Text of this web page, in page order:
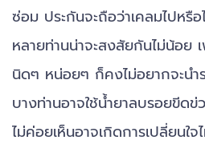
ซ่อม ประกันจะถือว่าเคลมไปหรื
หลายท่านน่าจะสงสัยกันไม่น้อย
นิดๆ หน่อยๆ ก็คงไม่อยากจะนำ
บางท่านอาจใช้น้ำยาลบรอยขีด
ไม่ค่อยเห็นอาจเกิดการเปลี่ยนใ